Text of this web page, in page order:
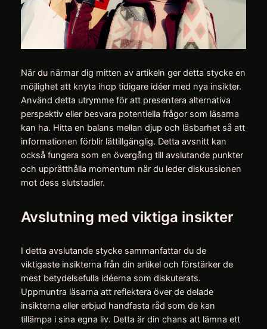
När du närmar dig mitten av artikeln ger detta stycke en
möjlighet att knyta ihop tidigare idéer med nya insikter.
Använd detta utrymme för att presentera alternativa
perspektiv eller besvara potentiella frågor som läsarna
kan ha. Hitta en balans mellan djup och läsbarhet så att
informationen förblir lättillgänglig. Detta avsnitt kan
också fungera som en övergång till avslutande punkter
och upprätthålla momentum när du leder diskussionen
mot dess slutstadier.
Avslutning med viktiga insikter
I detta avslutande stycke sammanfattar du de
viktigaste insikterna från din artikel och förstärker de
mest betydelsefulla idéerna som diskuterats.
Uppmuntra läsarna att reflektera över de delade
insikterna eller erbjud handfasta råd som de kan
tillämpa i sina egna liv. Detta är din chans att lämna ett